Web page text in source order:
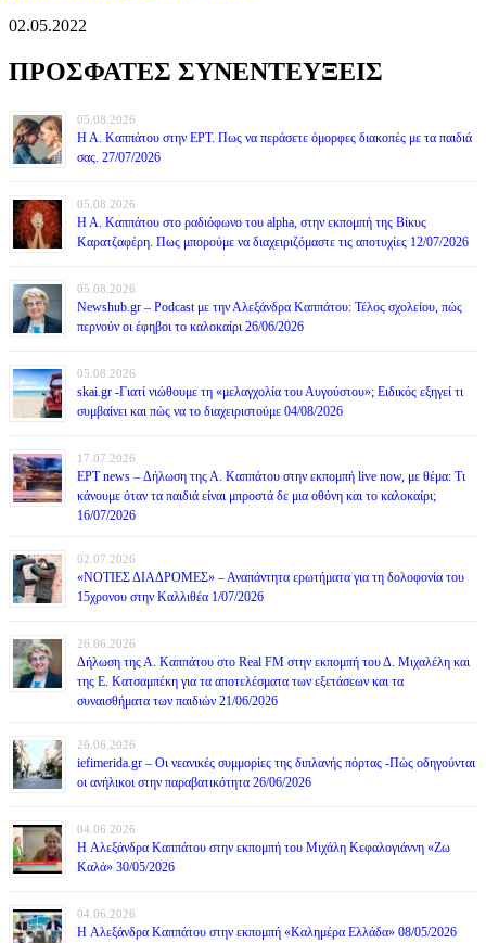
02.05.2022
ΠΡΟΣΦΑΤΕΣ ΣΥΝΕΝΤΕΥΞΕΙΣ
05.08.2026
Η Α. Καππάτου στην ΕΡΤ. Πως να περάσετε όμορφες διακοπές με τα παιδιά
σας. 27/07/2026
05.08.2026
Η Α. Καππάτου στο ραδιόφωνο του alpha, στην εκπομπή της Βίκυς
Καρατζαφέρη. Πως μπορούμε να διαχειριζόμαστε τις αποτυχίες 12/07/2026
05.08.2026
Newshub.gr – Podcast με την Αλεξάνδρα Καππάτου: Τέλος σχολείου, πώς
περνούν οι έφηβοι το καλοκαίρι 26/06/2026
05.08.2026
skai.gr -Γιατί νιώθουμε τη «μελαγχολία του Αυγούστου»; Ειδικός εξηγεί τι
συμβαίνει και πώς να το διαχειριστούμε 04/08/2026
17.07.2026
ΕΡΤ news – Δήλωση της Α. Καππάτου στην εκπομπή live now, με θέμα: Τι
κάνουμε όταν τα παιδιά είναι μπροστά δε μια οθόνη και το καλοκαίρι;
16/07/2026
02.07.2026
«ΝΟΤΙΕΣ ΔΙΑΔΡΟΜΕΣ» – Αναπάντητα ερωτήματα για τη δολοφονία του
15χρονου στην Καλλιθέα 1/07/2026
26.06.2026
Δήλωση της Α. Καππάτου στο Real FM στην εκπομπή του Δ. Μιχαλέλη και
της Ε. Κατσαμπέκη για τα αποτελέσματα των εξετάσεων και τα
συναισθήματα των παιδιών 21/06/2026
26.06.2026
iefimerida.gr – Οι νεανικές συμμορίες της διπλανής πόρτας -Πώς οδηγούνται
οι ανήλικοι στην παραβατικότητα 26/06/2026
04.06.2026
H Αλεξάνδρα Καππάτου στην εκπομπή του Μιχάλη Κεφαλογιάννη «Ζω
Καλά» 30/05/2026
04.06.2026
H Αλεξάνδρα Καππάτου στην εκπομπή «Καλημέρα Ελλάδα» 08/05/2026